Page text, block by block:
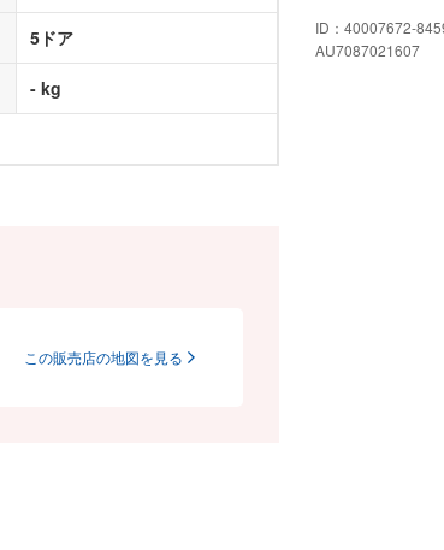
5ドア
- kg
この販売店の地図を見る
(*´∀`*)
ID： 40007672-
AU7087021607